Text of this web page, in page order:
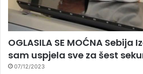
OGLASILA SE MOĆNA Sebija
sam uspjela sve za šest
07/12/2023